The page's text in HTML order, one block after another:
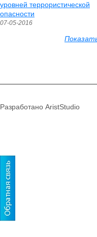
уровней террористической
опасности
07-05-2016
Разработано AristStudio